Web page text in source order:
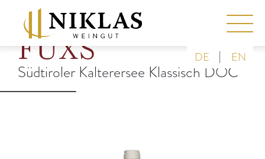
DE | EN
FUXS
Südtiroler Kalterersee Klassisch DOC